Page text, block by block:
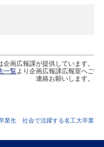
企画広報課が提供しています。
一覧 より企画広報課広報室へご
連絡お願いします。
業生 社会で活躍する名工大卒業